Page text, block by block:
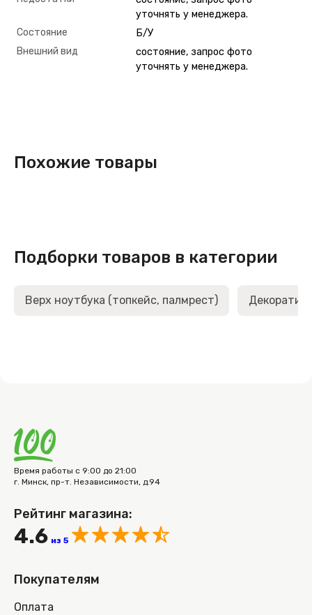
уточнять у менеджера.
Состояние
Б/У
Внешний вид
состояние, запрос фото
уточнять у менеджера.
Похожие товары
Подборки товаров в категории
Верх ноутбука (топкейс, палмрест)
Время работы с 9:00 до 21:00
г. Минск, пр-т. Независимости, д.94
Рейтинг магазина:
4.6 из 5
Покупателям
Оплата